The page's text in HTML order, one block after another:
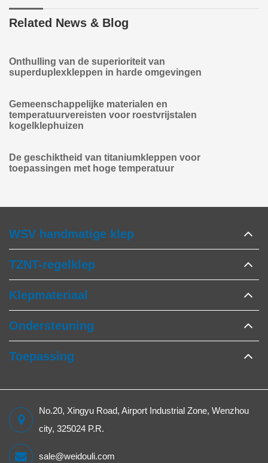
Related News & Blog
Onthulling van de superioriteit van
superduplexkleppen in harde omgevingen
Gemeenschappelijke materialen en
temperatuurvereisten voor roestvrijstalen
kogelklephuizen
De geschiktheid van titaniumkleppen voor
toepassingen met hoge temperatuur
WSV handmatige klep
TZNT-regelklep
Klepmateriaal
Ondersteuning
Toepassing
No.20, Xingyu Road, Airport Industrial Zone, Wenzhou
city, 325024 P.R.
sale@weidouli.com